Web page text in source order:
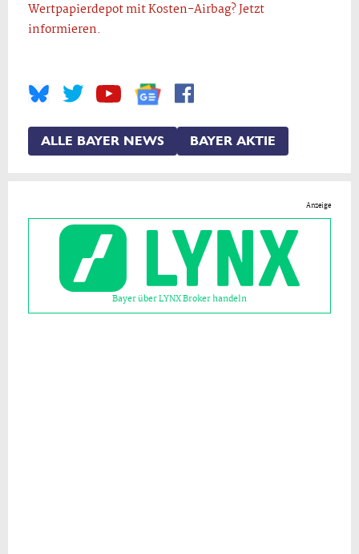
Wertpapierdepot mit Kosten-Airbag? Jetzt
informieren.
ALLE BAYER NEWS BAYER AKTIE
Anzeige
Bayer über LYNX Broker handeln